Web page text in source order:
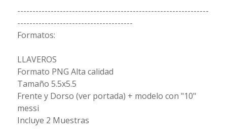
---------------------------------------------------------------
--------------------------------------
Formatos:
LLAVEROS
Formato PNG Alta calidad
Tamaño 5.5x5.5
Frente y Dorso (ver portada) + modelo con "10"
messi
Incluye 2 Muestras